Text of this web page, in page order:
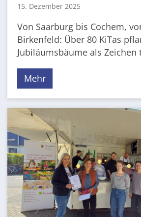
15. Dezember 2025
Von Saarburg bis Cochem,
Birkenfeld: Über 80 KiTas
Jubiläumsbäume als Zeichen
Mehr